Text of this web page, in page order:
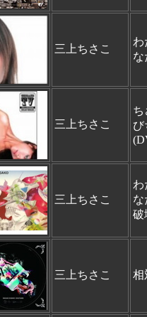
三上ちさこ
わ
な
三上ちさこ
ち
び
三上ちさこ
わ
な
破
三上ちさこ 相